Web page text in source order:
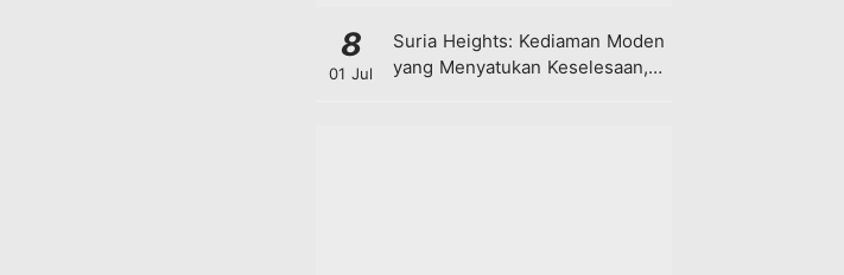
8
01 Jul
Suria Heights: Kediaman Moden
yang Menyatukan Keselesaan,